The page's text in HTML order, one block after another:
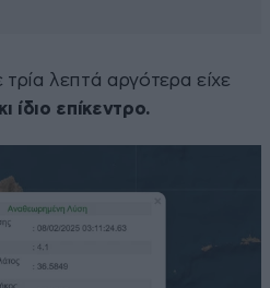
λεπτά αργότερα είχε
ίδιο επίκεντρο.